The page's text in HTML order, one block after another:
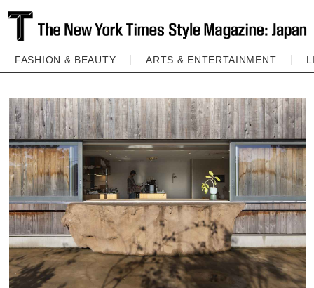
FASHION & BEAUTY ARTS & ENTERTAINMENT